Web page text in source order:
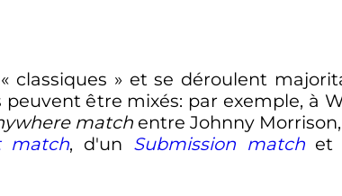
classiques » et se déroulent
être mixés: par exemple, à
match entre Johnny
match, d'un Submission matchet